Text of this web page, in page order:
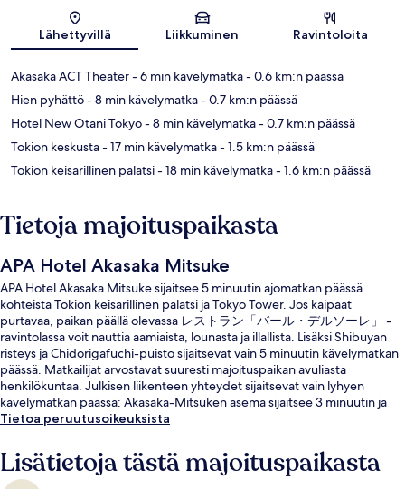
Kartta
Lähettyvillä Liikkuminen Ravintoloita
Akasaka ACT Theater- 6 min kävelymatka- 0.6 km:n päässä
Hien pyhättö- 8 min kävelymatka- 0.7 km:n päässä
Hotel New Otani Tokyo- 8 min kävelymatka- 0.7 km:n päässä
Tokion keskusta- 17 min kävelymatka- 1.5 km:n päässä
Tokion keisarillinen palatsi- 18 min kävelymatka- 1.6 km:n päässä
Tietoja majoituspaikasta
APA Hotel Akasaka Mitsuke
APA Hotel Akasaka Mitsuke sijaitsee 5 minuutin ajomatkan päässä
kohteista Tokion keisarillinen palatsi ja Tokyo Tower. Jos kaipaat
purtavaa, paikan päällä olevassa レストラン「バール・デルソーレ」 -
ravintolassa voit nauttia aamiaista, lounasta ja illallista. Lisäksi Shibuyan
risteys ja Chidorigafuchi-puisto sijaitsevat vain 5 minuutin kävelymatkan
päässä. Matkailijat arvostavat suuresti majoituspaikan avuliasta
henkilökuntaa. Julkisen liikenteen yhteydet sijaitsevat vain lyhyen
kävelymatkan päässä: Akasaka-Mitsuken asema sijaitsee 3 minuutin ja
Akasakan asema 5 minuutin kävelymatkan päässä.
Tietoa peruutusoikeuksista
Lisätietoja tästä majoituspaikasta